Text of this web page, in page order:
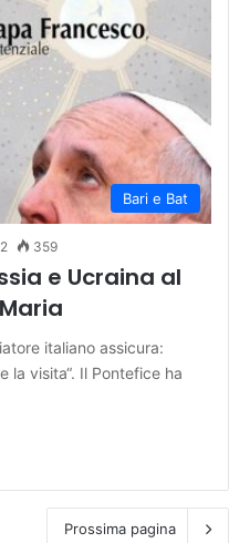
Bari e Bat
359
e Ucraina al
italiano assicura:
la visita“. Il Pontefice ha
Prossima pagina